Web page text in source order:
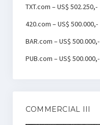
TXT.com – US$ 502.250,-
420.com – US$ 500.000,-
BAR.com – US$ 500.000,-
PUB.com – US$ 500.000,-
COMMERCIAL III